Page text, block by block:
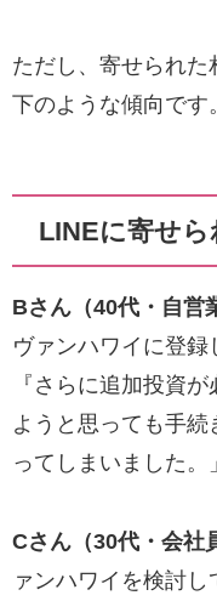
ただし、寄せられた
下のような傾向です
LINEに寄せ
Bさん（40代・自営
ヴァンハワイに登録
『さらに追加投資
ようと思っても手
ってしまいました。
Cさん（30代・会社
ァンハワイを検討